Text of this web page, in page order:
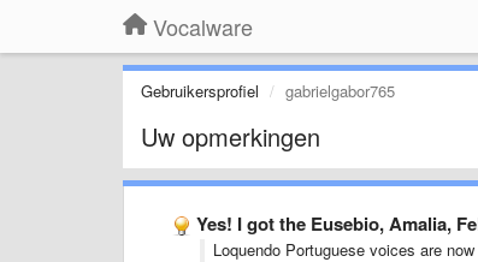
Vocalware
Gebruikersprofiel gabrielgabor765
Uw opmerkingen
Yes! I got the Eusebio, Amalia,
Loquendo Portuguese voices are